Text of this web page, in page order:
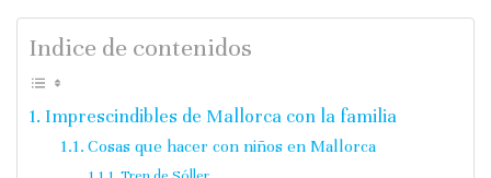
Indice de contenidos
Imprescindibles de Mallorca con la familia
Cosas que hacer con niños en Mallorca